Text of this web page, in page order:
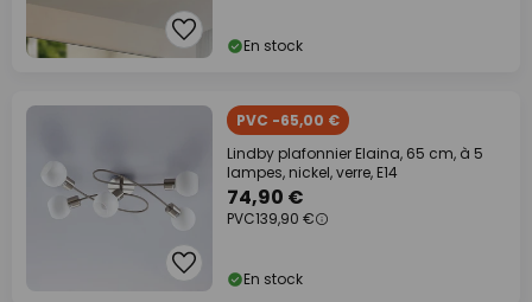
En stock
PVC -65,00 €
Lindby plafonnier Elaina, 65 cm, à 5
lampes, nickel, verre, E14
74,90 €
PVC139,90 €
En stock